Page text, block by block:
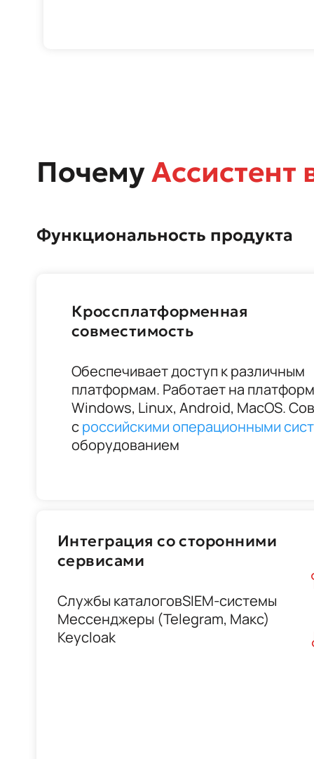
Почему
Функциональность продукта
Кроссплатформенная
совместимость
Обеспечивает доступ к различным
платформам. Работает на
Windows, Linux, Android, MacOS.
сроссийскими операционными
оборудованием
Интеграция со сторонними
сервисами
Службы каталоговSIEM-системы
Мессенджеры (Telegram, Макс)
Keycloak